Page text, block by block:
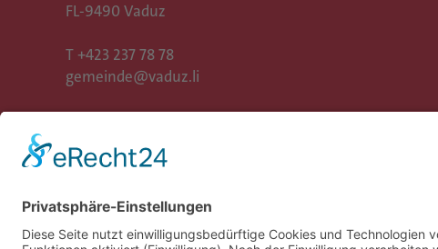
FL-9490 Vaduz
T +423 237 78 78
gemeinde@vaduz.li